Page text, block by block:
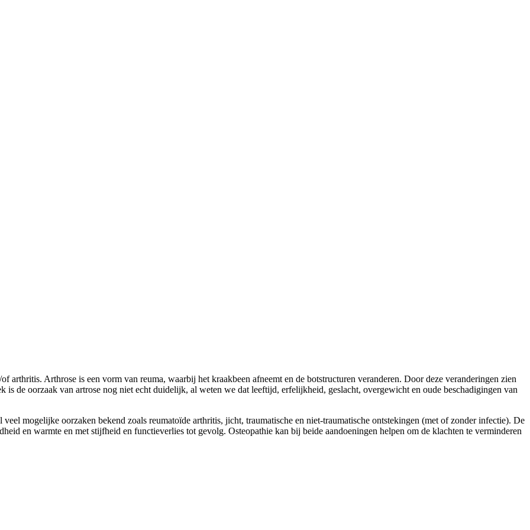
arthritis. Arthrose is een vorm van reuma, waarbij het kraakbeen afneemt en de botstructuren veranderen. Door deze veranderingen zien
is de oorzaak van artrose nog niet echt duidelijk, al weten we dat leeftijd, erfelijkheid, geslacht, overgewicht en oude beschadigingen van
mogelijke oorzaken bekend zoals reumatoïde arthritis, jicht, traumatische en niet-traumatische ontstekingen (met of zonder infectie). De
en warmte en met stijfheid en functieverlies tot gevolg. Osteopathie kan bij beide aandoeningen helpen om de klachten te verminderen